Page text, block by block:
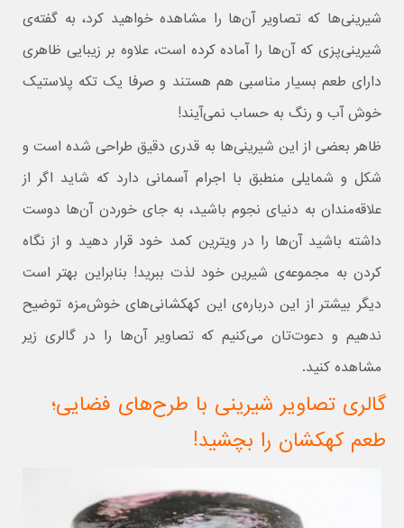
شیرینی‌ها که تصاویر آن‌ها را مشاهده خواهید کرد، به گفته‌ی
شیرینی‌پزی که آن‌ها را آماده کرده است، علاوه بر زیبایی ظاهری
دارای طعم بسیار مناسبی هم هستند و صرفا یک تکه پلاستیک
خوش آب و رنگ به حساب نمی‌آیند!
ظاهر بعضی از این شیرینی‌ها به قدری دقیق طراحی شده است و
شکل و شمایلی منطبق با اجرام آسمانی دارد که شاید اگر از
علاقه‌مندان به دنیای نجوم باشید، به جای خوردن آن‌ها دوست
داشته باشید آن‌ها را در ویترین کمد خود قرار دهید و از نگاه
کردن به مجموعه‌ی شیرین خود لذت ببرید! بنابراین بهتر است
دیگر بیشتر از این درباره‌ی این کهکشانی‌های خوش‌مزه توضیح
ندهیم و دعوت‌تان می‌کنیم که تصاویر آن‌ها را در گالری زیر
مشاهده کنید.
گالری تصاویر شیرینی با طرح‌های فضایی؛
طعم کهکشان را بچشید!